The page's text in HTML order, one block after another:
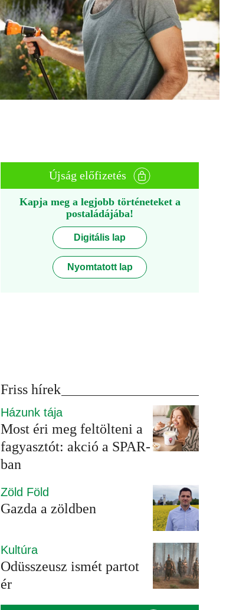
Újság előfizetés
Kapja meg a legjobb történeteket a
postaládájába!
Digitális lap
Nyomtatott lap
Friss hírek
Házunk tája
Most éri meg feltölteni a
fagyasztót: akció a SPAR-
ban
Zöld Föld
Gazda a zöldben
Kultúra
Odüsszeusz ismét partot
ér